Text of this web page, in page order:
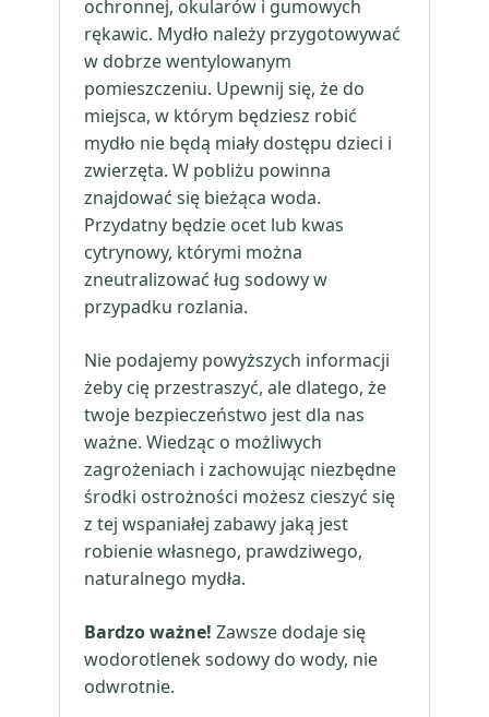
ochronnej, okularów i gumowych
rękawic. Mydło należy przygotowywać
w dobrze wentylowanym
pomieszczeniu. Upewnij się, że do
miejsca, w którym będziesz robić
mydło nie będą miały dostępu dzieci i
zwierzęta. W pobliżu powinna
znajdować się bieżąca woda.
Przydatny będzie ocet lub kwas
cytrynowy, którymi można
zneutralizować ług sodowy w
przypadku rozlania.
Nie podajemy powyższych informacji
żeby cię przestraszyć, ale dlatego, że
twoje bezpieczeństwo jest dla nas
ważne. Wiedząc o możliwych
zagrożeniach i zachowując niezbędne
środki ostrożności możesz cieszyć się
z tej wspaniałej zabawy jaką jest
robienie własnego, prawdziwego,
naturalnego mydła.
Bardzo ważne! Zawsze dodaje się
wodorotlenek sodowy do wody, nie
odwrotnie.